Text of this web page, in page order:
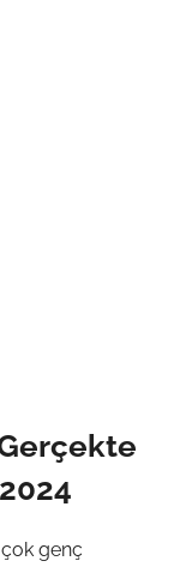
genç